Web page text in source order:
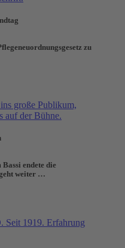
zu
endete die
weiter …